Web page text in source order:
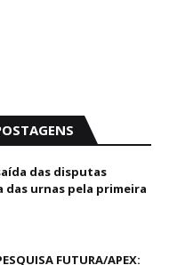
das disputas
urnas pela primeira
FUTURA/APEX: